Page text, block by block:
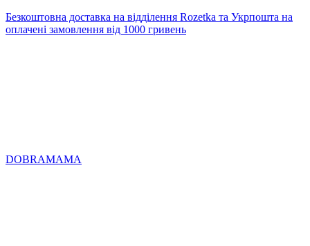
Безкоштовна доставка на відділення Rozetka та Укрпошта на
оплачені замовлення від 1000 гривень
DOBRAMAMA